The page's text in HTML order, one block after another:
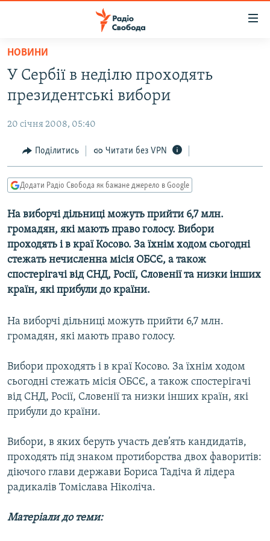
Перейти
основного
матеріалу
Перейти
до
навігації
Перейти
до
РАДІО СВОБОДА – 70 РОКІВ
ВСЕ ЗА ДОБУ
СТАТТІ
ПОЛІТИКА
ЕКОНОМІКА
КУЛЬТУРА
СПОРТ
СВІТ
ВІЙНА
РОСІЙСЬКА «ФІЛЬТРАЦІЯ»
КРИМ.РЕАЛІЇ
ТИ ЯК?
СХЕМИ
КИТАЙ.ВИКЛИКИ
МУЛЬТИМЕДІА
СПЕЦПРОЄКТИ
КРИМ РЕАЛІЇ
РУС
УКР
КТАТ
ДОЛУЧАЙСЯ!
НОВИНИ
У Сербії в неділю проходять
президентські вибори
20 січня 2008, 05:40
Поділитись Читати без VPN
Додати Радіо Свобода як бажане джерело в Google
На виборчі дільниці можуть прийти 6,7 млн.
громадян, які мають право голосу. Вибори
проходять і в краї Косово. За їхнім ходом сьогодні
стежать нечисленна місія ОБСЄ, а також
спостерігачі від СНД, Росії, Словенії та низки інших
країн, які прибули до країни.
На виборчі дільниці можуть прийти 6,7 млн.
громадян, які мають право голосу.
Вибори проходять і в краї Косово. За їхнім ходом
сьогодні стежать місія ОБСЄ, а також спостерігачі
від СНД, Росії, Словенії та низки інших країн, які
прибули до країни.
Вибори, в яких беруть участь дев’ять кандидатів,
проходять під знаком протиборства двох фаворитів:
діючого глави держави Бориса Тадіча й лідера
радикалів Томіслава Ніколіча.
Матеріали до теми: